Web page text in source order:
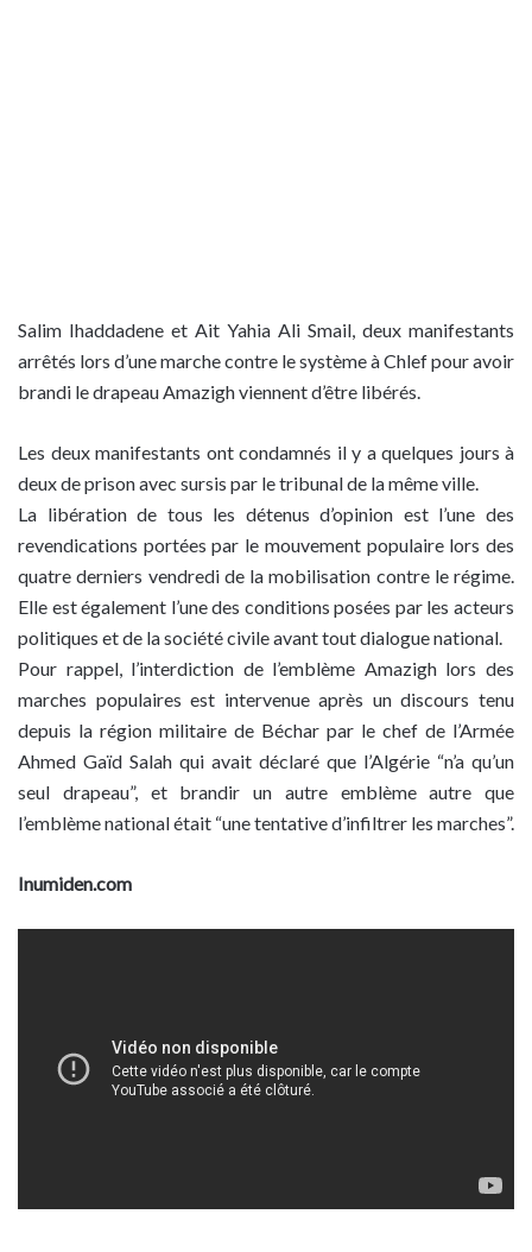
Salim Ihaddadene et Ait Yahia Ali Smail, deux manifestants
arrêtés lors d’une marche contre le système à Chlef pour avoir
brandi le drapeau Amazigh viennent d’être libérés.
Les deux manifestants ont condamnés il y a quelques jours à
deux de prison avec sursis par le tribunal de la même ville.
La libération de tous les détenus d’opinion est l’une des
revendications portées par le mouvement populaire lors des
quatre derniers vendredi de la mobilisation contre le régime.
Elle est également l’une des conditions posées par les acteurs
politiques et de la société civile avant tout dialogue national.
Pour rappel, l’interdiction de l’emblème Amazigh lors des
marches populaires est intervenue après un discours tenu
depuis la région militaire de Béchar par le chef de l’Armée
Ahmed Gaïd Salah qui avait déclaré que l’Algérie “n’a qu’un
seul drapeau”, et brandir un autre emblème autre que
l’emblème national était “une tentative d’infiltrer les marches”.
Inumiden.com